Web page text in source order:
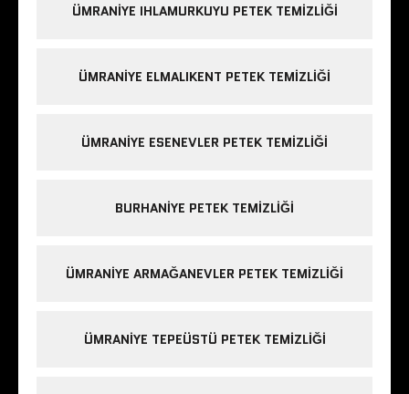
ÜMRANIYE IHLAMURKUYU PETEK TEMIZLIĞI
ÜMRANIYE ELMALIKENT PETEK TEMIZLIĞI
ÜMRANIYE ESENEVLER PETEK TEMIZLIĞI
BURHANIYE PETEK TEMIZLIĞI
ÜMRANIYE ARMAĞANEVLER PETEK TEMIZLIĞI
ÜMRANIYE TEPEÜSTÜ PETEK TEMIZLIĞI